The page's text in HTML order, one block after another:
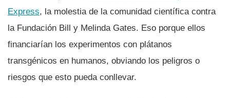
Express, la molestia de la comunidad cientí­fica contra
la Fundación Bill y Melinda Gates. Eso porque ellos
financiarí­an los experimentos con plátanos
transgénicos en humanos, obviando los peligros o
riesgos que esto pueda conllevar.